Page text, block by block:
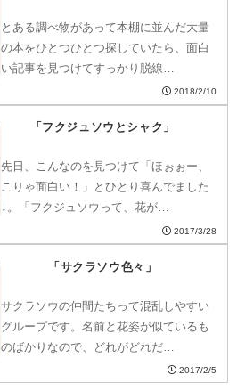
とある調べ物があって本棚に並んだ大量
の本をひとつひとつ探していたら、面白
い記事を見つけてすっかり脱線…
2018/2/10
「フクジュソウとシャク」
先日、こんなのを見つけて「ほぉぉー、
こりゃ面白い！」とひとり喜んでました
↓。「フクジュソウって、花が…
2017/3/28
「サクラソウ色々」
サクラソウの仲間たちって混乱しやすい
グループです。名前と花姿が似ているも
のばかりなので、どれがどれだ…
2017/2/5